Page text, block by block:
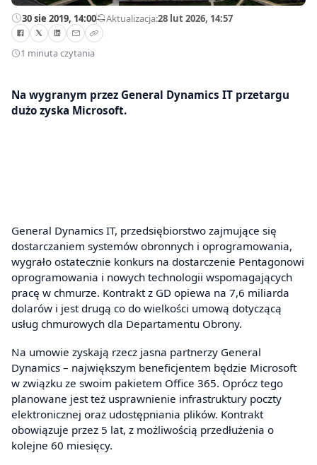
30 sie 2019, 14:00—Aktualizacja:28 lut 2026, 14:57
1 minuta czytania
Na wygranym przez General Dynamics IT przetargu
dużo zyska Microsoft.
General Dynamics IT, przedsiębiorstwo zajmujące się
dostarczaniem systemów obronnych i oprogramowania,
wygrało ostatecznie konkurs na dostarczenie Pentagonowi
oprogramowania i nowych technologii wspomagających
pracę w chmurze. Kontrakt z GD opiewa na 7,6 miliarda
dolarów i jest drugą co do wielkości umową dotyczącą
usług chmurowych dla Departamentu Obrony.
Na umowie zyskają rzecz jasna partnerzy General
Dynamics – największym beneficjentem będzie Microsoft
w związku ze swoim pakietem Office 365. Oprócz tego
planowane jest też usprawnienie infrastruktury poczty
elektronicznej oraz udostępniania plików. Kontrakt
obowiązuje przez 5 lat, z możliwością przedłużenia o
kolejne 60 miesięcy.